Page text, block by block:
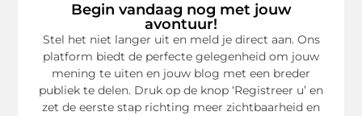
Begin vandaag nog met jouw
avontuur!
Stel het niet langer uit en meld je direct aan. Ons
platform biedt de perfecte gelegenheid om jouw
mening te uiten en jouw blog met een breder
publiek te delen. Druk op de knop ‘Registreer u’ en
zet de eerste stap richting meer zichtbaarheid en